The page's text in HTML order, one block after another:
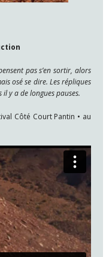
pas s’en sortir, alors
osé se dire. Les répliques
y a de longues pauses.
Côté Court Pantin • au